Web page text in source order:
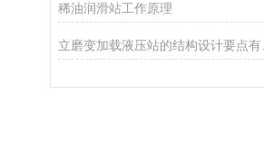
稀油润滑站工作原理